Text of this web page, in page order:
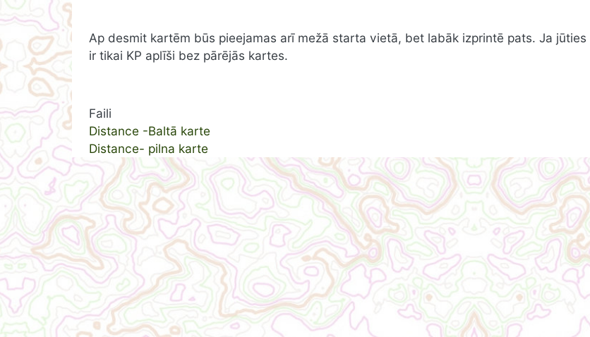
Ap desmit kartēm būs pieejamas arī mežā starta vietā, bet labāk izprintē pats. Ja
ir tikai KP aplīši bez pārējās kartes.
Faili
Distance -Baltā karte
Distance- pilna karte